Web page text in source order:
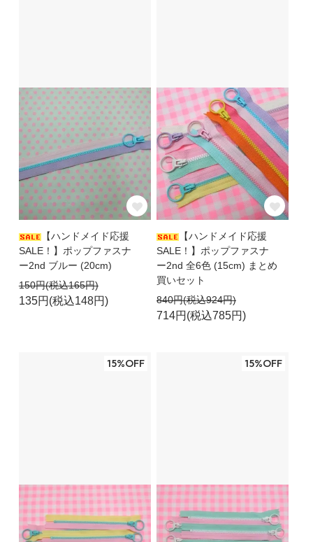
【ハンドメイド応援
SALE！】ポップファスナ
ー2nd ブルー (20cm)
150円(税込165円)
135円(税込148円)
【ハンドメイド応援
SALE！】ポップファスナ
ー2nd 全6色 (15cm) まとめ
買いセット
840円(税込924円)
714円(税込785円)
15%OFF 15%OFF